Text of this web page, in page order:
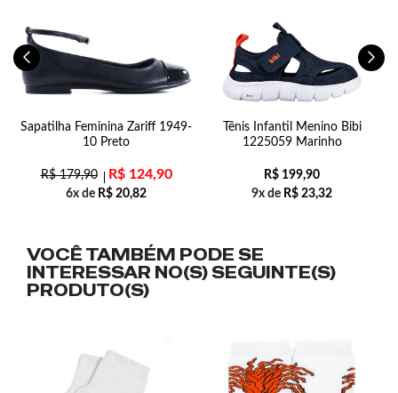
Sapatilha Feminina Zariff 1949-
10 Preto
R$179,90 R$124,90
6x de R$ 20,82
Tênis Infantil Menino Bibi
1225059 Marinho
R$ 199,90
9x de R$ 23,32
VOCÊ TAMBÉM PODE SE
INTERESSAR NO(S) SEGUINTE(S)
PRODUTO(S)